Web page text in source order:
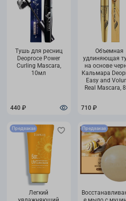
Тушь для ресниц
Deoproce Power
Curling Mascara,
10мл
440 ₽
Объемная
удлиняющая
на основе
Кальмара
Easy and
Real Mascara,
710 ₽
Предзаказ
Легкий
Предзаказ